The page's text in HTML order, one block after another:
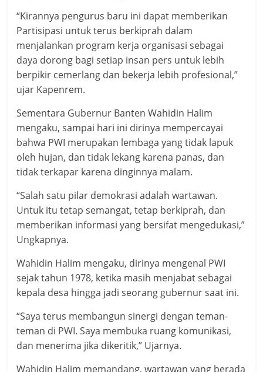
“Kirannya pengurus baru ini dapat memberikan
Partisipasi untuk terus berkiprah dalam
menjalankan program kerja organisasi sebagai
daya dorong bagi setiap insan pers untuk lebih
berpikir cemerlang dan bekerja lebih profesional,”
ujar Kapenrem.
Sementara Gubernur Banten Wahidin Halim
mengaku, sampai hari ini dirinya mempercayai
bahwa PWI merupakan lembaga yang tidak lapuk
oleh hujan, dan tidak lekang karena panas, dan
tidak terkapar karena dinginnya malam.
“Salah satu pilar demokrasi adalah wartawan.
Untuk itu tetap semangat, tetap berkiprah, dan
memberikan informasi yang bersifat mengedukasi,”
Ungkapnya.
Wahidin Halim mengaku, dirinya mengenal PWI
sejak tahun 1978, ketika masih menjabat sebagai
kepala desa hingga jadi seorang gubernur saat ini.
“Saya terus membangun sinergi dengan teman-
teman di PWI. Saya membuka ruang komunikasi,
dan menerima jika dikeritik,” Ujarnya.
Wahidin Halim memandang, wartawan yang berada